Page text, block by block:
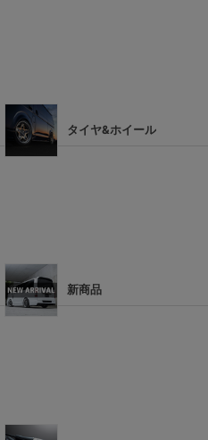
タイヤ&ホイール
新商品